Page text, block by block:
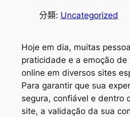
分類: Uncategorized
Hoje em dia, muitas
praticidade e a emoção de
online em diversos sites
Para garantir que sua
segura, confiável e dentro
site, a validação da sua